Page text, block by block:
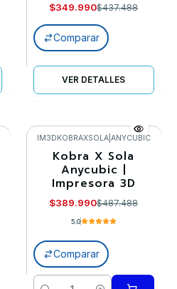
$349.990$437.488
Comparar
VER DETALLES
-20%
IM3DKOBRAXSOLA| ANYCUBIC
Kobra X Sola
Anycubic |
Impresora 3D
$389.990$487.488
5.0
Comparar